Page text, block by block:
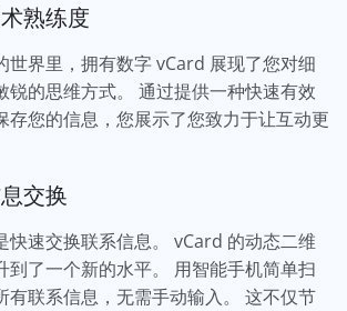
熟练度
世界里，拥有数字 vCard 展现了您对细
锐的思维方式。 通过提供一种快速有效
存您的信息，您展示了您致力于让互动更
交换
快速交换联系信息。 vCard 的动态二维
到了一个新的水平。 用智能手机简单扫
有联系信息，无需手动输入。 这不仅节